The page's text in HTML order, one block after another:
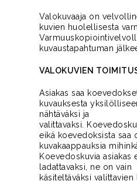
Valokuvaaja on
kuvien huolellisesta
kuvaustapahtuman
VALOKUVIEN
Asiakas saa
kuvauksesta
nähtäväksi ja
valittavaksi.
eikä koevedoksista saa
kuvakaappauksia
Koevedoskuvia asiakas
ladattavaksi, ne on vain
käsiteltäväksi